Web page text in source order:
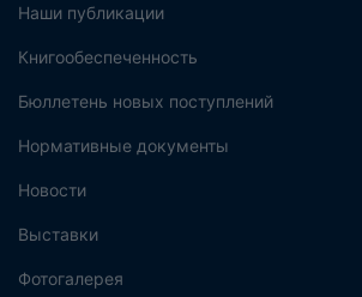
Наши публикации
Книгообеспеченность
Бюллетень новых поступлений
Нормативные документы
Новости
Выставки
Фотогалерея